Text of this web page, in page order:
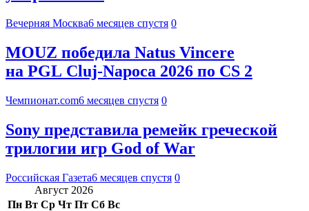
Вечерняя Москва6 месяцев спустя 0
MOUZ победила Natus Vincere
на PGL Cluj-Napoca 2026 по CS 2
Чемпионат.com6 месяцев спустя 0
Sony представила ремейк греческой
трилогии игр God of War
Российская Газета6 месяцев спустя 0
Август 2026
Пн Вт Ср Чт Пт Сб Вс